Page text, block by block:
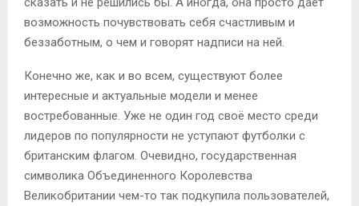
возможность почувствовать себя счастливым и
беззаботным, о чем и говорят надписи на ней.
Конечно же, как и во всем, существуют более
интересные и актуальные модели и менее
востребованные. Уже не один год своё место среди
лидеров по популярности не уступают футболки с
британским флагом. Очевидно, государственная
символика Объединенного Королевства
Великобритании чем-то так подкупила пользователей,